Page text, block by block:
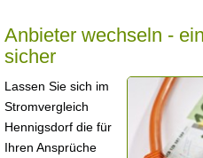
Anbieter wechseln -
sicher
Lassen Sie sich im
Stromvergleich
Hennigsdorf die für
Ihren Ansprüche